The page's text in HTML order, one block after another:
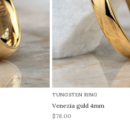
TUNGSTEN RING
Venezia guld 4mm
REA-pris
$78.00